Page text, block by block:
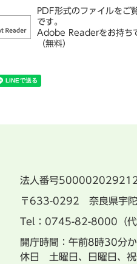
PDF形式のファイルを
です。
Adobe Readerをお持ち
（無料）
法人番号
〒633-0292 奈良県宇陀
Tel：0745-82-8000（
開庁時間：午前8時30分
休日 土曜日、日曜日、